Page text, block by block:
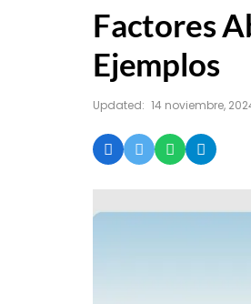
Factores
Ejemplos
Updated: 14 noviembre,